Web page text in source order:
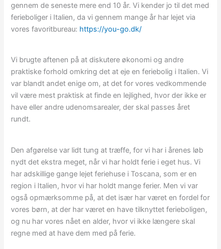
gennem de seneste mere end 10 år. Vi kender jo til det med
ferieboliger i Italien, da vi gennem mange år har lejet via
vores favoritbureau: https://you-go.dk/
Vi brugte aftenen på at diskutere økonomi og andre
praktiske forhold omkring det at eje en feriebolig i Italien. Vi
var blandt andet enige om, at det for vores vedkommende
vil være mest praktisk at finde en lejlighed, hvor der ikke er
have eller andre udenomsarealer, der skal passes året
rundt.
Den afgørelse var lidt tung at træffe, for vi har i årenes løb
nydt det ekstra meget, når vi har holdt ferie i eget hus. Vi
har adskillige gange lejet feriehuse i Toscana, som er en
region i Italien, hvor vi har holdt mange ferier. Men vi var
også opmærksomme på, at det især har været en fordel for
vores børn, at der har været en have tilknyttet ferieboligen,
og nu har vores nået en alder, hvor vi ikke længere skal
regne med at have dem med på ferie.